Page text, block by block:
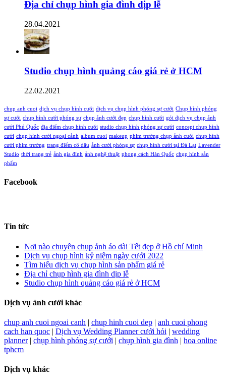
Địa chỉ chụp hình gia đình dịp lễ
28.04.2021
Studio chụp hình quảng cáo giá rẻ ở HCM
22.02.2021
chup anh cuoi dịch vụ chụp hình cưới dịch vụ chụp hình phóng sự cưới Chụp hình phóng
sự cưới chụp hình cưới phóng sự chụp ảnh cưới đẹp chụp hình cưới gói dịch vụ chụp ảnh
cưới Phú Quốc địa điểm chụp hình cưới studio chụp hình phóng sự cưới concept chụp hình
cưới chụp hình cưới ngoại cảnh album cuoi makeup phim trường chụp ảnh cưới chụp hình
cưới phim trường trang điểm cô dâu ảnh cưới phóng sự chụp hình cưới tại Đà Lạt Lavender
Studio thời trang trẻ ảnh gia đình ảnh nghệ thuật phong cách Hàn Quốc chụp hình sản
phẩm
Facebook
Tin tức
Nơi nào chuyên chụp ảnh áo dài Tết đẹp ở Hồ chí Minh
Dịch vụ chụp hình kỷ niệm ngày cưới 2022
Tìm hiểu dịch vụ chụp hình sản phẩm giá rẻ
Địa chỉ chụp hình gia đình dịp lễ
Studio chụp hình quảng cáo giá rẻ ở HCM
Dịch vụ ảnh cưới khác
chup anh cuoi ngoai canh | chup hinh cuoi dep | anh cuoi phong
cach han quoc | Dịch vụ Wedding Planner cưới hỏi | wedding
planner| chụp hình phóng sự cưới | chụp hình gia đình | hoa online
tphcm
Dịch vụ khác